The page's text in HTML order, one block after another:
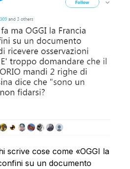
scrive cose come «OGGI la
su un documento